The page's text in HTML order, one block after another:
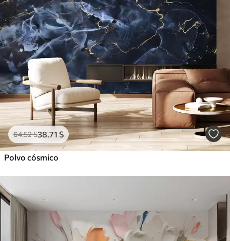
64.52S38 .71 S
Polvo cósmico